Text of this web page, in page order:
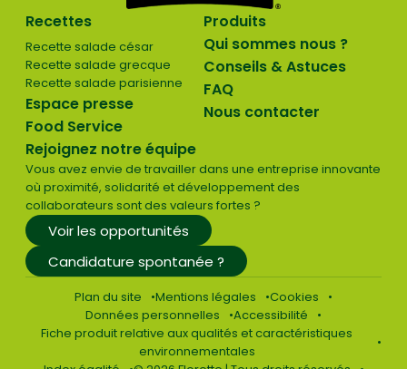
Recettes
Recette salade césar
Recette salade grecque
Recette salade parisienne
Espace presse
Food Service
Produits
Qui sommes nous ?
Conseils & Astuces
FAQ
Nous contacter
Rejoignez notre équipe
Vous avez envie de travailler dans une entreprise innovante
où proximité, solidarité et développement des
collaborateurs sont des valeurs fortes ?
Voir les opportunités
Candidature spontanée ?
Plan du site Mentions légales
Cookies
Données personnelles
Accessibilité
Fiche produit relative aux qualités et caractéristiques
environnementales